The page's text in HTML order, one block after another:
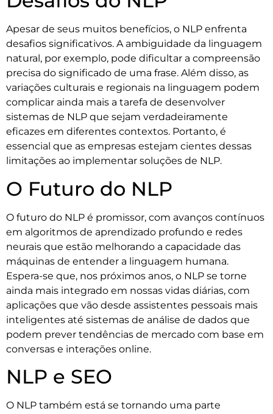
Apesar de seus muitos benefícios, o NLP enfrenta
desafios significativos. A ambiguidade da linguagem
natural, por exemplo, pode dificultar a compreensão
precisa do significado de uma frase. Além disso, as
variações culturais e regionais na linguagem podem
complicar ainda mais a tarefa de desenvolver
sistemas de NLP que sejam verdadeiramente
eficazes em diferentes contextos. Portanto, é
essencial que as empresas estejam cientes dessas
limitações ao implementar soluções de NLP.
O Futuro do NLP
O futuro do NLP é promissor, com avanços contínuos
em algoritmos de aprendizado profundo e redes
neurais que estão melhorando a capacidade das
máquinas de entender a linguagem humana.
Espera-se que, nos próximos anos, o NLP se torne
ainda mais integrado em nossas vidas diárias, com
aplicações que vão desde assistentes pessoais mais
inteligentes até sistemas de análise de dados que
podem prever tendências de mercado com base em
conversas e interações online.
NLP e SEO
O NLP também está se tornando uma parte